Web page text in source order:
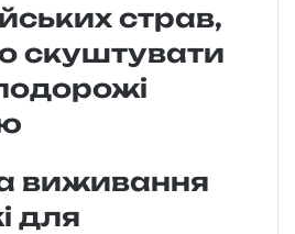
страв,
скуштувати
виживання
для